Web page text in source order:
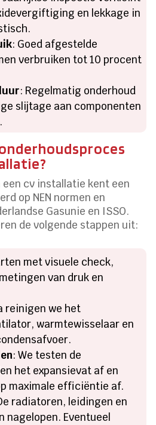
en lekkage in
: Goed afgestelde
verbruiken tot 10 procent
: Regelmatig onderhoud
slijtage aan componenten
een cv installatie kent een
op NEN normen en
Gasunie en ISSO.
de volgende stappen uit:
met visuele check,
van druk en
reinigen we het
warmtewisselaar en
: We testen de
het expansievat af en
maximale efficiëntie af.
radiatoren, leidingen en
Eventueel